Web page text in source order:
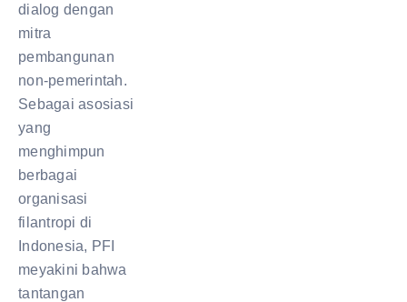
dialog dengan
mitra
pembangunan
non-pemerintah.
Sebagai asosiasi
yang
menghimpun
berbagai
organisasi
filantropi di
Indonesia, PFI
meyakini bahwa
tantangan